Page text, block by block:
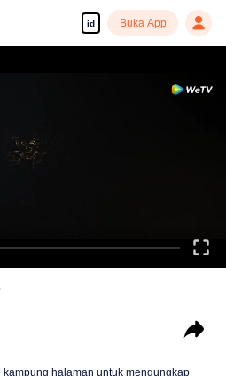
id Buka App
halaman untuk mengungkap